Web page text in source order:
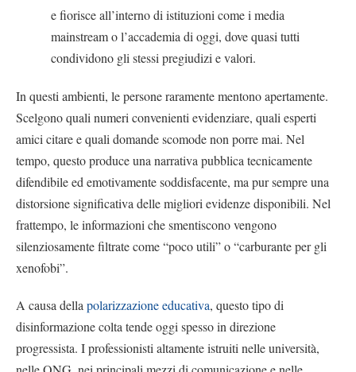
e fiorisce all’interno di istituzioni come i media
mainstream o l’accademia di oggi, dove quasi tutti
condividono gli stessi pregiudizi e valori.
In questi ambienti, le persone raramente mentono apertamente.
Scelgono quali numeri convenienti evidenziare, quali esperti
amici citare e quali domande scomode non porre mai. Nel
tempo, questo produce una narrativa pubblica tecnicamente
difendibile ed emotivamente soddisfacente, ma pur sempre una
distorsione significativa delle migliori evidenze disponibili. Nel
frattempo, le informazioni che smentiscono vengono
silenziosamente filtrate come “poco utili” o “carburante per gli
xenofobi”.
A causa dellapolarizzazione educativa, questo tipo di
disinformazione colta tende oggi spesso in direzione
progressista. I professionisti altamente istruiti nelle università,